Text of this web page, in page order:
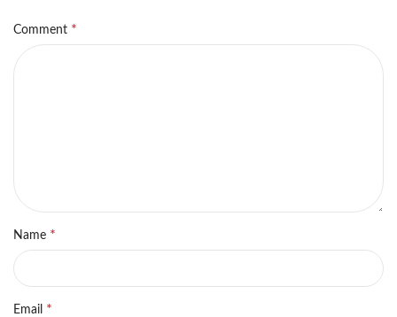
Comment *
Name *
Email *